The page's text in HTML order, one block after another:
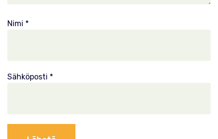
Nimi *
Sähköposti *